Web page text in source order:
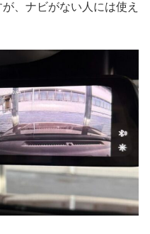
、ナビがない人には使え